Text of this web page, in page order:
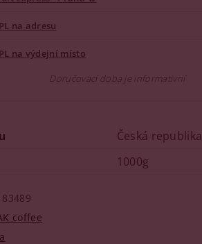
na adresu
na výdejní místo
Doručovací doba je informativní
Česká republika
1000g
83489
coffee